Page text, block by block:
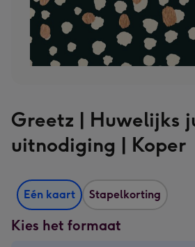
Greetz | Huwelijks
uitnodiging | Koper
Eén kaart Stapelkorting
Kies het formaat